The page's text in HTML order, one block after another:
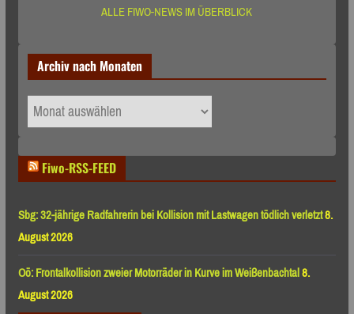
ALLE FIWO-NEWS IM ÜBERBLICK
Archiv nach Monaten
Archiv
nach
Fiwo-RSS-FEED
Sbg: 32-jährige Radfahrerin bei Kollision mit Lastwagen tödlich verletzt8.
August 2026
Oö: Frontalkollision zweier Motorräder in Kurve im Weißenbachtal8.
August 2026